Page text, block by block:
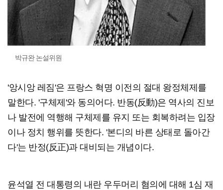
박규완 논설위원
'앙시앙 레짐'은 프랑스 혁명 이전의 절대 왕정체제를
말한다. '구체제'와 동의어다. 반동(反動)은 역사의 진보
나 발전에 역행해 구체제를 유지 또는 회복하려는 입장
이나 정치 행위를 뜻한다. '본디의 바른 상태로 돌아간
다'는 반정(反正)과 대비되는 개념이다.
윤석열 전 대통령의 내란 우두머리 혐의에 대해 1심 재